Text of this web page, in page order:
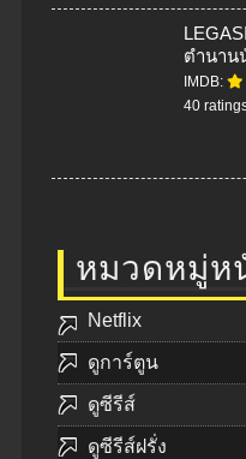
ตำนาน
IMDB:
40
หมวดหมู่ห
Netflix
ดูการ์ตูน
ดูซีรีส์
ดูซีรีส์ฝรั่ง